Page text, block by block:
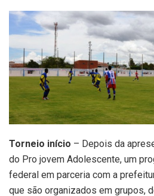
Torneio início – Depois da
do Pro jovem Adolescente, um
federal em parceria com a
que são organizados em grupos,